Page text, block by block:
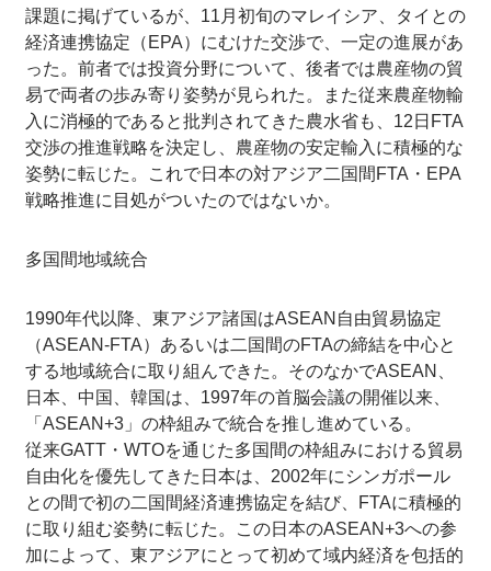
課題に掲げているが、11月初旬のマレイシア、タイとの
経済連携協定（EPA）にむけた交渉で、一定の進展があ
った。前者では投資分野について、後者では農産物の貿
易で両者の歩み寄り姿勢が見られた。また従来農産物輸
入に消極的であると批判されてきた農水省も、12日FTA
交渉の推進戦略を決定し、農産物の安定輸入に積極的な
姿勢に転じた。これで日本の対アジア二国間FTA・EPA
戦略推進に目処がついたのではないか。
多国間地域統合
1990年代以降、東アジア諸国はASEAN自由貿易協定
（ASEAN-FTA）あるいは二国間のFTAの締結を中心と
する地域統合に取り組んできた。そのなかでASEAN、
日本、中国、韓国は、1997年の首脳会議の開催以来、
「ASEAN+3」の枠組みで統合を推し進めている。
従来GATT・WTOを通じた多国間の枠組みにおける貿易
自由化を優先してきた日本は、2002年にシンガポール
との間で初の二国間経済連携協定を結び、FTAに積極的
に取り組む姿勢に転じた。この日本のASEAN+3への参
加によって、東アジアにとって初めて域内経済を包括的